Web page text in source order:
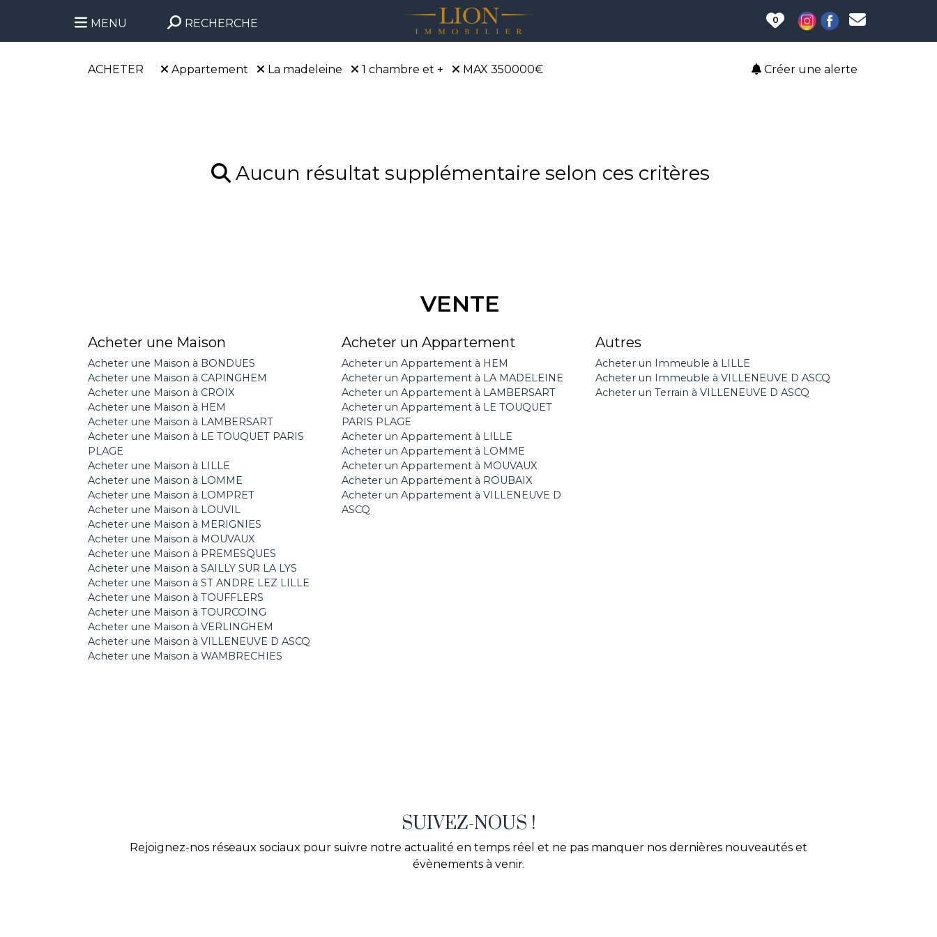
MENU RECHERCHE 0
Créer une alerte
ACHETER Appartement La madeleine 1 chambre et + MAX 350000€
Aucun résultat supplémentaire selon ces critères
VENTE
Acheter une Maison
Acheter une Maison à BONDUES
Acheter une Maison à CAPINGHEM
Acheter une Maison à CROIX
Acheter une Maison à HEM
Acheter une Maison à LAMBERSART
Acheter une Maison à LE TOUQUET PARIS
PLAGE
Acheter une Maison à LILLE
Acheter une Maison à LOMME
Acheter une Maison à LOMPRET
Acheter une Maison à LOUVIL
Acheter une Maison à MERIGNIES
Acheter une Maison à MOUVAUX
Acheter une Maison à PREMESQUES
Acheter une Maison à SAILLY SUR LA LYS
Acheter une Maison à ST ANDRE LEZ LILLE
Acheter une Maison à TOUFFLERS
Acheter une Maison à TOURCOING
Acheter une Maison à VERLINGHEM
Acheter une Maison à VILLENEUVE D ASCQ
Acheter une Maison à WAMBRECHIES
Acheter un Appartement
Acheter un Appartement à HEM
Acheter un Appartement à LA MADELEINE
Acheter un Appartement à LAMBERSART
Acheter un Appartement à LE TOUQUET
PARIS PLAGE
Acheter un Appartement à LILLE
Acheter un Appartement à LOMME
Acheter un Appartement à MOUVAUX
Acheter un Appartement à ROUBAIX
Acheter un Appartement à VILLENEUVE D
ASCQ
Autres
Acheter un Immeuble à LILLE
Acheter un Immeuble à VILLENEUVE D ASCQ
Acheter un Terrain à VILLENEUVE D ASCQ
SUIVEZ-NOUS !
Rejoignez-nos réseaux sociaux pour suivre notre actualité en temps réel et ne pas manquer nos dernières nouveautés et
évènements à venir.